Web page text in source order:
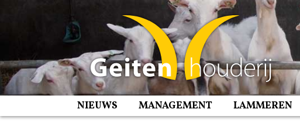
NIEUWS MANAGEMENT LAMMEREN